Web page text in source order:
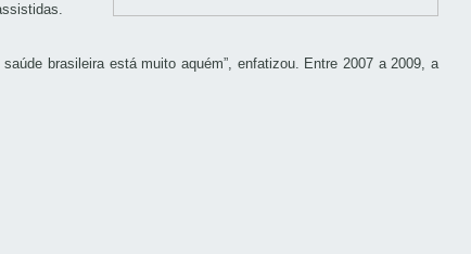
brasileira está muito aquém”, enfatizou. Entre 2007 a 2009, a